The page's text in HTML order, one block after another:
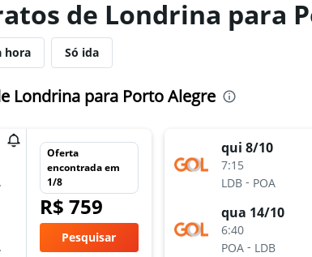
de Londrina para
hora Só ida
Londrina para Porto Alegre
Oferta
encontrada em
1/8
R$ 759
Pesquisar
qui 8/10
7:15
LDB- POA
qua 14/10
6:40
POA - LDB